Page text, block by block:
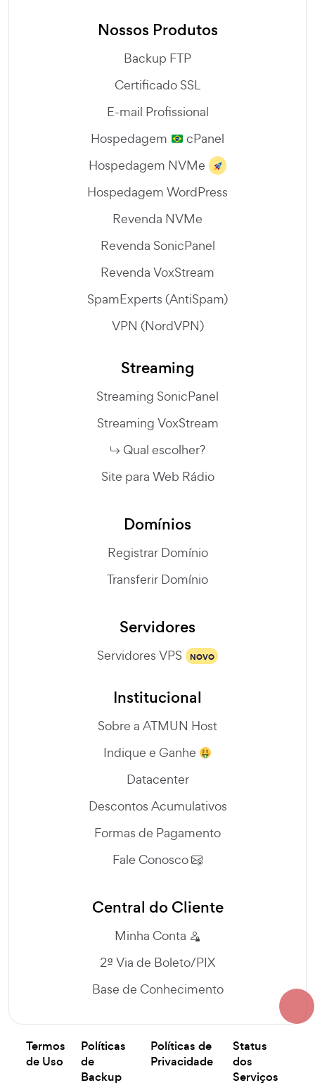
Nossos Produtos
Backup FTP
Certificado SSL
E-mail Profissional
Hospedagem
cPanel
Hospedagem NVMe
Hospedagem WordPress
Revenda NVMe
Revenda SonicPanel
Revenda VoxStream
SpamExperts (AntiSpam)
VPN (NordVPN)
Streaming
Streaming SonicPanel
Streaming VoxStream
Qual escolher?
Site para Web Rádio
Domínios
Registrar Domínio
Transferir Domínio
Servidores
Servidores VPS NOVO
Institucional
Sobre a ATMUN Host
Indique e Ganhe
Datacenter
Descontos Acumulativos
Formas de Pagamento
Fale Conosco
Central do Cliente
Minha Conta
2ª Via de Boleto/PIX
Base de Conhecimento
Termos
de Uso
Políticas
de
Backup
Políticas de
Privacidade
Status
dos
Serviços